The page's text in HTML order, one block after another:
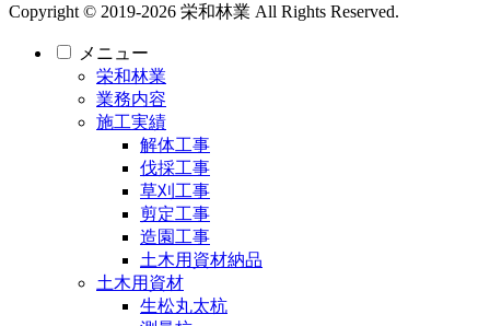
Copyright © 2019-2026 栄和林業 All Rights Reserved.
メニュー
栄和林業
業務内容
施工実績
解体工事
伐採工事
草刈工事
剪定工事
造園工事
土木用資材納品
土木用資材
生松丸太杭